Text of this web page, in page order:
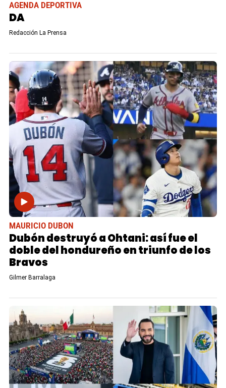
AGENDA DEPORTIVA
DA
Redacción La Prensa
MAURICIO DUBON
Dubón destruyó a Ohtani: así fue el
doble del hondureño en triunfo de los
Bravos
Gilmer Barralaga